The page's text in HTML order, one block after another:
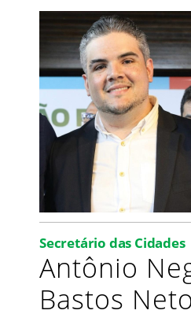
Secretário das Cidades
Antônio
Bastos Neto